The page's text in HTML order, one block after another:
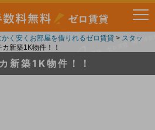
かく安くお部屋を借りれるゼロ賃貸> スタッ
カ新築1K物件！！
新築1K物件！！